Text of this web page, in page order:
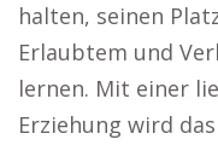
halten, seinen
Erlaubtem und
lernen. Mit einer
Erziehung wird